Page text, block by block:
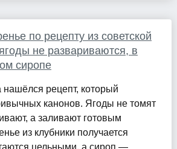
по рецепту из советской
не развариваются, в
сиропе
нашёлся рецепт, который
канонов. Ягоды не томят
а заливают готовым
из клубники получается